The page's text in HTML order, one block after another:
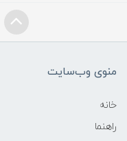
منوی وب‌سایت
خانه
راهنما